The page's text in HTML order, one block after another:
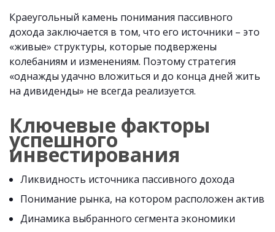
Краеугольный камень понимания пассивного
дохода заключается в том, что его источники – это
«живые» структуры, которые подвержены
колебаниям и изменениям. Поэтому стратегия
«однажды удачно вложиться и до конца дней жить
на дивиденды» не всегда реализуется.
Ключевые факторы
успешного
инвестирования
Ликвидность источника пассивного дохода
Понимание рынка, на котором расположен актив
Динамика выбранного сегмента экономики